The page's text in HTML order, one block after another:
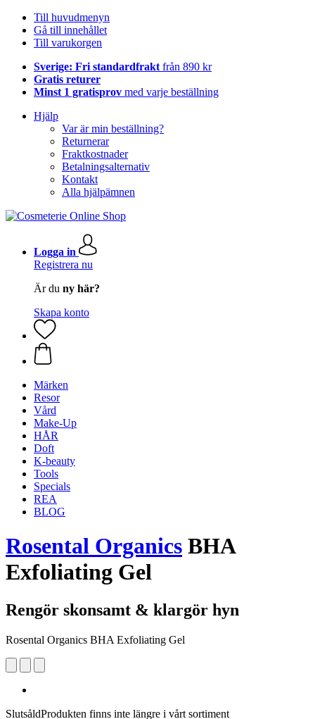
Till huvudmenyn
Gå till innehållet
Till varukorgen
Sverige: Fri standardfrakt från 890 kr
Gratis returer
Minst 1 gratisprov med varje beställning
Hjälp
Var är min beställning?
Returnerar
Fraktkostnader
Betalningsalternativ
Kontakt
Alla hjälpämnen
Logga in
Registrera nu
Är du ny här?
Skapa konto
Märken
Resor
Vård
Make-Up
HÅR
Doft
K-beauty
Tools
Specials
REA
BLOG
Rosental Organics BHA
Exfoliating Gel
Rengör skonsamt & klargör hyn
Rosental Organics BHA Exfoliating Gel
SlutsåldProdukten finns inte längre i vårt sortiment